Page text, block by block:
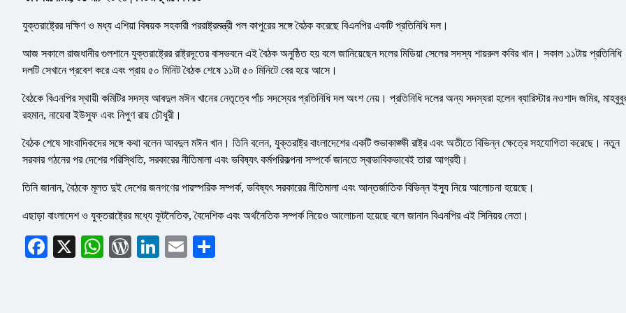
যুক্তরাষ্ট্রের দক্ষিণ ও মধ্য এশিয়া বিষয়ক সহকারী পররাষ্ট্রমন্ত্রী পল কাপুরের সঙ্গে বৈঠক করেছে বিএনপির একটি প্রতিনিধি দল।
আজ সকালে রাজধানীর গুলশানে যুক্তরাষ্ট্রের রাষ্ট্রদূতের বাসভবনে এই বৈঠক অনুষ্ঠিত হয় বলে জানিয়েছেন দলের মিডিয়া সেলের সদস্য শায়রুল কবির খান। সকাল ১১টায় প্রতিনিধি
দলটি সেখানে প্রবেশ করে এবং প্রায় ৫০ মিনিট বৈঠক শেষে ১১টা ৫০ মিনিটে বের হয়ে আসে।
বৈঠকে বিএনপির স্থায়ী কমিটির সদস্য আবদুল মঈন খানের নেতৃত্বে পাঁচ সদস্যের প্রতিনিধি দল অংশ নেয়। প্রতিনিধি দলের অন্য সদস্যরা হলেন ব্যারিস্টার নওশাদ জমির,
রহমান, নায়েবা ইউসুফ এবং নিপুণ রায় চৌধুরী।
বৈঠক শেষে সাংবাদিকদের সঙ্গে কথা বলেন আবদুল মঈন খান। তিনি বলেন, যুক্তরাষ্ট্র বাংলাদেশের একটি শুভাকাঙ্ক্ষী রাষ্ট্র এবং অতীতে বিভিন্ন ক্ষেত্রে সহযোগিতা করেছে। নতুন
সরকার গঠনের পর দেশের পরিস্থিতি, সরকারের নীতিমালা এবং ভবিষ্যৎ কর্মপরিকল্পনা সম্পর্কে জানতে স্বাভাবিকভাবেই তারা আগ্রহী।
তিনি জানান, বৈঠকে মূলত দুই দেশের জনগণের পারস্পরিক সম্পর্ক, ভবিষ্যৎ সরকারের নীতিমালা এবং আন্তর্জাতিক বিভিন্ন ইস্যু নিয়ে আলোচনা হয়েছে।
এছাড়া বাংলাদেশ ও যুক্তরাষ্ট্রের মধ্যে কূটনৈতিক, বৈদেশিক এবং অর্থনৈতিক সম্পর্ক নিয়েও আলোচনা হয়েছে বলে জানান বিএনপির এই সিনিয়র নেতা।
Facebook
X WhatsApp
WordPress
LinkedIn
Email